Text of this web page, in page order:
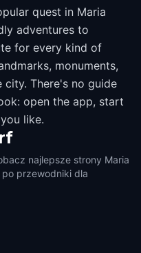
quest in Maria
adventures to
for every kind of
monuments,
city. There's no guide
open the app, start
like.
najlepsze strony Maria
przewodniki dla